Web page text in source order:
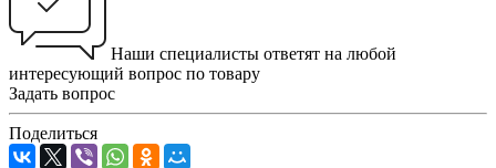
Наши специалисты ответят на любой
интересующий вопрос по товару
Задать вопрос
Поделиться